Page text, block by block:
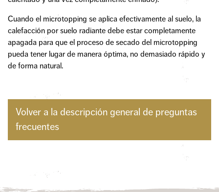
Cuando el microtopping se aplica efectivamente al suelo, la
calefacción por suelo radiante debe estar completamente
apagada para que el proceso de secado del microtopping
pueda tener lugar de manera óptima, no demasiado rápido y
de forma natural.
Volver a la descripción general de preguntas
frecuentes